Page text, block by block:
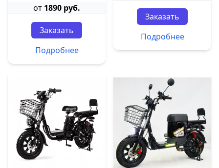
от 1890 руб.
Заказать
Подробнее
Заказать
Подробнее